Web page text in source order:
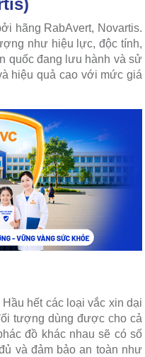
hãng RabAvert, Novartis.
như hiệu lực, độc tính,
quốc đang lưu hành và sử
hiệu quả cao với mức giá
hết các loại vắc xin dại
tượng dùng được cho cả
đồ khác nhau sẽ có số
và đảm bảo an toàn như